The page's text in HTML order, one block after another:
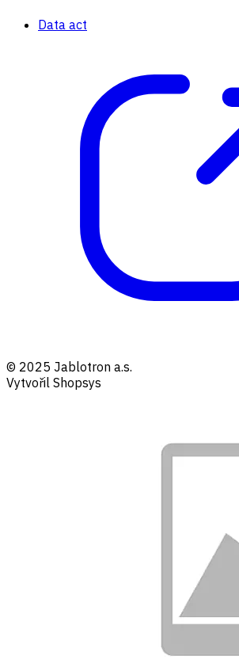
Data act
© 2025 Jablotron a.s.
Vytvořil Shopsys